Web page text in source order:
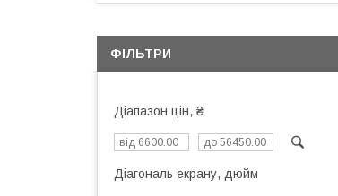
ФІЛЬТРИ
Діапазон цін, ₴
Діагональ екрану, дюйм